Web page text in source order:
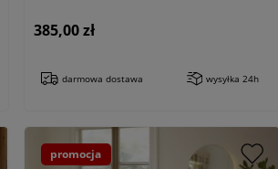
385,00 zł
darmowa dostawa wysyłka 24h
promocja